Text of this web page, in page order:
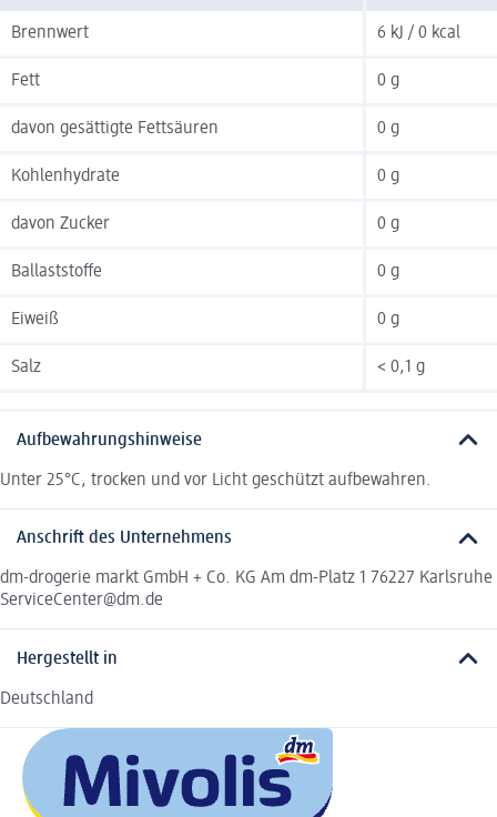
Brennwert 6 kJ / 0 kcal
Fett 0 g
davon gesättigte Fettsäuren 0 g
Kohlenhydrate 0 g
davon Zucker 0 g
Ballaststoffe 0 g
Eiweiß 0 g
Salz < 0,1 g
Aufbewahrungshinweise
Unter 25°C, trocken und vor Licht geschützt aufbewahren.
Anschrift des Unternehmens
dm-drogerie markt GmbH + Co. KG Am dm-Platz 1 76227 Karlsruhe
ServiceCenter@dm.de
Hergestellt in
Deutschland